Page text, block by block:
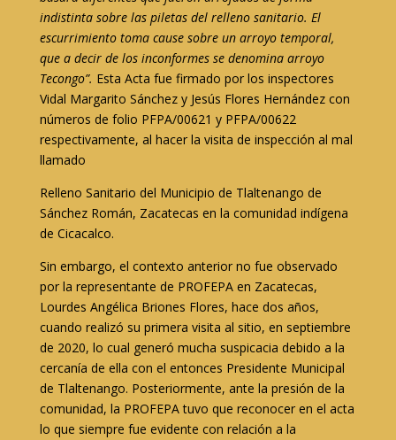
indistinta sobre las piletas del relleno sanitario. El
escurrimiento toma cause sobre un arroyo temporal,
que a decir de los inconformes se denomina arroyo
Tecongo”. Esta Acta fue firmado por los inspectores
Vidal Margarito Sánchez y Jesús Flores Hernández con
números de folio PFPA/00621 y PFPA/00622
respectivamente, al hacer la visita de inspección al mal
llamado
Relleno Sanitario del Municipio de Tlaltenango de
Sánchez Román, Zacatecas en la comunidad indígena
de Cicacalco.
Sin embargo, el contexto anterior no fue observado
por la representante de PROFEPA en Zacatecas,
Lourdes Angélica Briones Flores, hace dos años,
cuando realizó su primera visita al sitio, en septiembre
de 2020, lo cual generó mucha suspicacia debido a la
cercanía de ella con el entonces Presidente Municipal
de Tlaltenango. Posteriormente, ante la presión de la
comunidad, la PROFEPA tuvo que reconocer en el acta
lo que siempre fue evidente con relación a la